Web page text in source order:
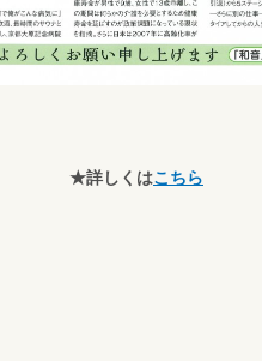
★詳しくはこちら